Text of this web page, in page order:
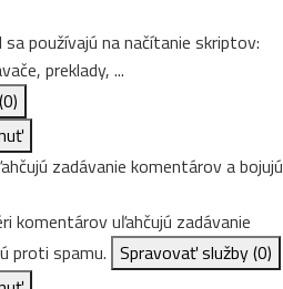
sa používajú na načítanie skriptov:
preklady, ...
(0)
zadávanie komentárov a bojujú
komentárov uľahčujú zadávanie
proti spamu. Spravovať služby(0)